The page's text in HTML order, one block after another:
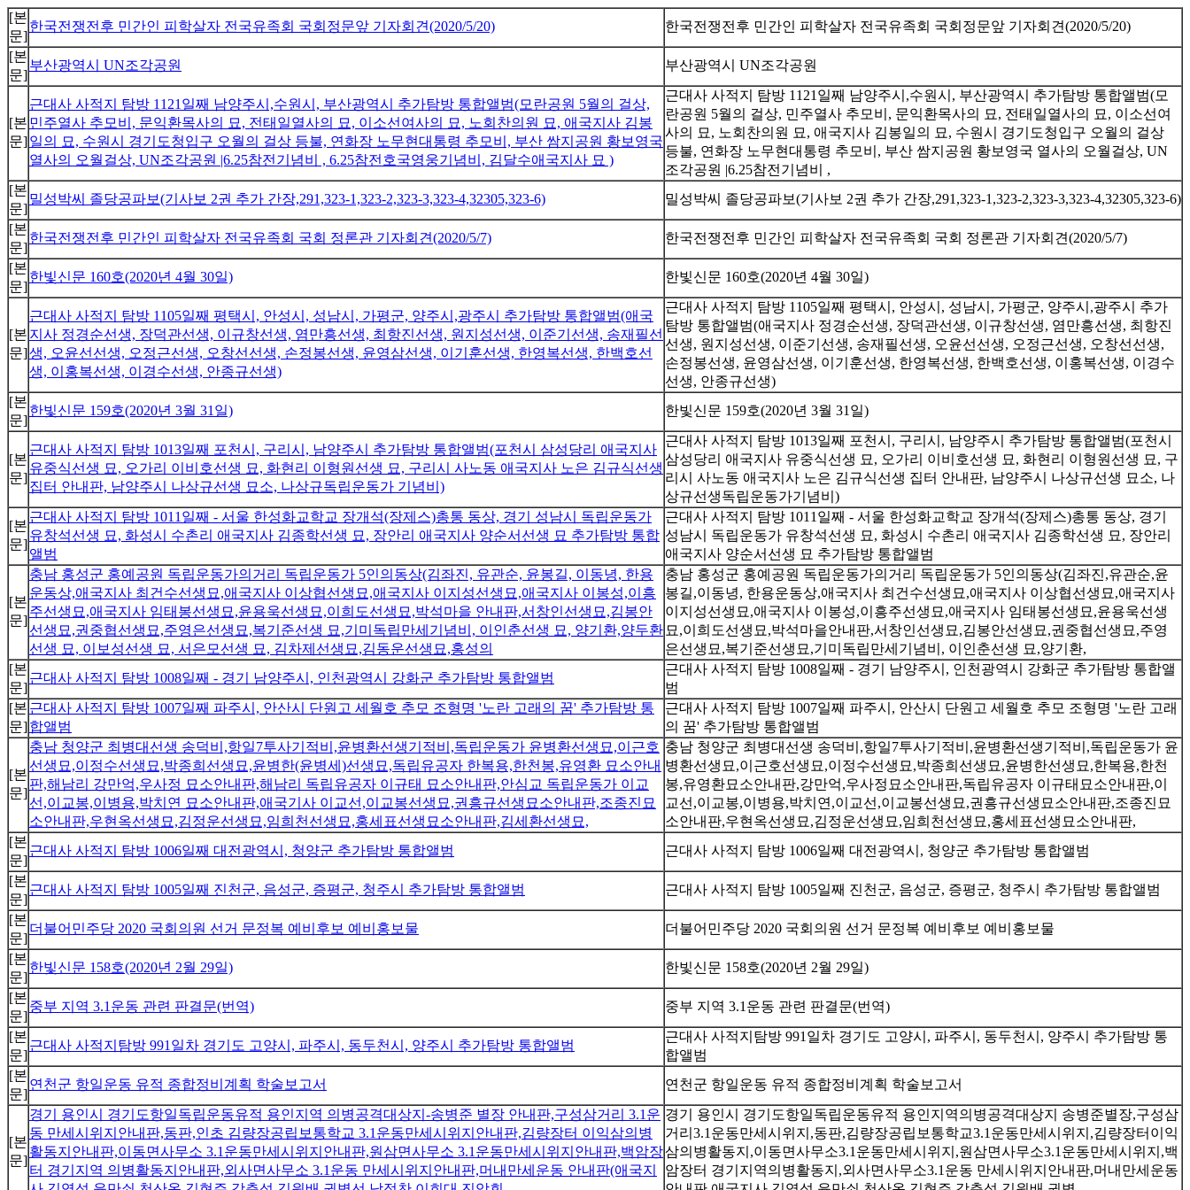
[본
문]
한국전쟁전후 민간인 피학살자 전국유족회 국회정문앞 기자회견(2020/5/20)
한국전쟁전후 민간인 피학살자 전국유족회 국회정문앞 기자회견(2020/5/20)
[본
문]
부산광역시 UN조각공원 부산광역시 UN조각공원
[본
문]
근대사 사적지 탐방 1121일째 남양주시,수원시, 부산광역시 추가탐방 통합앨범(모란공원 5월의 걸상,
민주열사 추모비, 문익환목사의 묘, 전태일열사의 묘, 이소선여사의 묘, 노회찬의원 묘, 애국지사 김봉
일의 묘, 수원시 경기도청입구 오월의 걸상 등불, 연화장 노무현대통령 추모비, 부산 쌈지공원 황보영국
열사의 오월걸상, UN조각공원 |6.25참전기념비 , 6.25참전호국영웅기념비, 김달수애국지사 묘 )
근대사 사적지 탐방 1121일째 남양주시,수원시, 부산광역시 추가탐방 통합앨범(모
란공원 5월의 걸상, 민주열사 추모비, 문익환목사의 묘, 전태일열사의 묘, 이소선여
사의 묘, 노회찬의원 묘, 애국지사 김봉일의 묘, 수원시 경기도청입구 오월의 걸상
등불, 연화장 노무현대통령 추모비, 부산 쌈지공원 황보영국 열사의 오월걸상, UN
조각공원 |6.25참전기념비 ,
[본
문]
밀성박씨 졸당공파보(기사보 2권 추가 간장,291,323-1,323-2,323-3,323-4,32305,323-6)
밀성박씨 졸당공파보(기사보 2권 추가 간장,291,323-1,323-2,323-3,323-4,32305,323-6)
[본
문]
한국전쟁전후 민간인 피학살자 전국유족회 국회 정론관 기자회견(2020/5/7)
한국전쟁전후 민간인 피학살자 전국유족회 국회 정론관 기자회견(2020/5/7)
[본
문]
한빛신문 160호(2020년 4월 30일) 한빛신문 160호(2020년 4월 30일)
[본
문]
근대사 사적지 탐방 1105일째 평택시, 안성시, 성남시, 가평군, 양주시,광주시 추가탐방 통합앨범(애국
지사 정경순선생, 장덕관선생, 이규창선생, 염만흥선생, 최항진선생, 원지성선생, 이준기선생, 송재필선
생, 오윤선선생, 오정근선생, 오창선선생, 손정봉선생, 윤영삼선생, 이기훈선생, 한영복선생, 한백호선
생, 이홍복선생, 이경수선생, 안종규선생)
근대사 사적지 탐방 1105일째 평택시, 안성시, 성남시, 가평군, 양주시,광주시 추가
탐방 통합앨범(애국지사 정경순선생, 장덕관선생, 이규창선생, 염만흥선생, 최항진
선생, 원지성선생, 이준기선생, 송재필선생, 오윤선선생, 오정근선생, 오창선선생,
손정봉선생, 윤영삼선생, 이기훈선생, 한영복선생, 한백호선생, 이홍복선생, 이경수
선생, 안종규선생)
[본
문]
한빛신문 159호(2020년 3월 31일) 한빛신문 159호(2020년 3월 31일)
[본
문]
근대사 사적지 탐방 1013일째 포천시, 구리시, 남양주시 추가탐방 통합앨범(포천시 삼성당리 애국지사
유중식선생 묘, 오가리 이비호선생 묘, 화현리 이형원선생 묘, 구리시 사노동 애국지사 노은 김규식선생
집터 안내판, 남양주시 나상규선생 묘소, 나상규독립운동가 기념비)
근대사 사적지 탐방 1013일째 포천시, 구리시, 남양주시 추가탐방 통합앨범(포천시
삼성당리 애국지사 유중식선생 묘, 오가리 이비호선생 묘, 화현리 이형원선생 묘, 구
리시 사노동 애국지사 노은 김규식선생 집터 안내판, 남양주시 나상규선생 묘소, 나
상규선생독립운동가기념비)
[본
문]
근대사 사적지 탐방 1011일째 - 서울 한성화교학교 장개석(장제스)총통 동상, 경기 성남시 독립운동가
유창석선생 묘, 화성시 수촌리 애국지사 김종학선생 묘, 장안리 애국지사 양순서선생 묘 추가탐방 통합
앨범
근대사 사적지 탐방 1011일째 - 서울 한성화교학교 장개석(장제스)총통 동상, 경기
성남시 독립운동가 유창석선생 묘, 화성시 수촌리 애국지사 김종학선생 묘, 장안리
애국지사 양순서선생 묘 추가탐방 통합앨범
[본
문]
충남 홍성군 홍예공원 독립운동가의거리 독립운동가 5인의동상(김좌진, 유관순, 윤봉길, 이동녕, 한용
운동상,애국지사 최건수선생묘,애국지사 이상협선생묘,애국지사 이지성선생묘,애국지사 이봉성,이흥
주선생묘,애국지사 임태봉선생묘,윤용욱선생묘,이희도선생묘,박석마을 안내판,서창인선생묘,김봉안
선생묘,권중협선생묘,주영은선생묘,복기준선생 묘,기미독립만세기념비, 이인춘선생 묘, 양기환,양두환
선생 묘, 이보성선생 묘, 서은모선생 묘, 김차제선생묘,김동운선생묘,홍성의
충남 홍성군 홍예공원 독립운동가의거리 독립운동가 5인의동상(김좌진,유관순,윤
봉길,이동녕, 한용운동상,애국지사 최건수선생묘,애국지사 이상협선생묘,애국지사
이지성선생묘,애국지사 이봉성,이흥주선생묘,애국지사 임태봉선생묘,윤용욱선생
묘,이희도선생묘,박석마을안내판,서창인선생묘,김봉안선생묘,권중협선생묘,주영
은선생묘,복기준선생묘,기미독립만세기념비, 이인춘선생 묘,양기환,
[본
문]
근대사 사적지 탐방 1008일째 - 경기 남양주시, 인천광역시 강화군 추가탐방 통합앨범
근대사 사적지 탐방 1008일째 - 경기 남양주시, 인천광역시 강화군 추가탐방 통합앨
범
[본
문]
근대사 사적지 탐방 1007일째 파주시, 안산시 단원고 세월호 추모 조형명 '노란 고래의 꿈' 추가탐방 통
합앨범
근대사 사적지 탐방 1007일째 파주시, 안산시 단원고 세월호 추모 조형명 '노란 고래
의 꿈' 추가탐방 통합앨범
[본
문]
충남 청양군 최병대선생 송덕비,항일7투사기적비,윤병환선생기적비,독립운동가 윤병환선생묘,이근호
선생묘,이정수선생묘,박종희선생묘,윤병한(윤병세)선생묘,독립유공자 한복용,한천봉,유영환 묘소안내
판,해남리 강만억,우사정 묘소안내판,해남리 독립유공자 이규태 묘소안내판,안심교 독립운동가 이교
선,이교봉,이병용,박치연 묘소안내판,애국기사 이교선,이교봉선생묘,권흥규선생묘소안내판,조종진묘
소안내판,우현옥선생묘,김정운선생묘,임희천선생묘,홍세표선생묘소안내판,김세환선생묘,
충남 청양군 최병대선생 송덕비,항일7투사기적비,윤병환선생기적비,독립운동가 윤
병환선생묘,이근호선생묘,이정수선생묘,박종희선생묘,윤병한선생묘,한복용,한천
봉,유영환묘소안내판,강만억,우사정묘소안내판,독립유공자 이규태묘소안내판,이
교선,이교봉,이병용,박치연,이교선,이교봉선생묘,권흥규선생묘소안내판,조종진묘
소안내판,우현옥선생묘,김정운선생묘,임희천선생묘,홍세표선생묘소안내판,
[본
문]
근대사 사적지 탐방 1006일째 대전광역시, 청양군 추가탐방 통합앨범
근대사 사적지 탐방 1006일째 대전광역시, 청양군 추가탐방 통합앨범
[본
문]
근대사 사적지 탐방 1005일째 진천군, 음성군, 증평군, 청주시 추가탐방 통합앨범
근대사 사적지 탐방 1005일째 진천군, 음성군, 증평군, 청주시 추가탐방 통합앨범
[본
문]
더불어민주당 2020 국회의원 선거 문정복 예비후보 예비홍보물
더불어민주당 2020 국회의원 선거 문정복 예비후보 예비홍보물
[본
문]
한빛신문 158호(2020년 2월 29일)
한빛신문 158호(2020년 2월 29일)
[본
문]
중부 지역 3.1운동 관련 판결문(번역)
중부 지역 3.1운동 관련 판결문(번역)
[본
문]
근대사 사적지탐방 991일차 경기도 고양시, 파주시, 동두천시, 양주시 추가탐방 통합앨범
근대사 사적지탐방 991일차 경기도 고양시, 파주시, 동두천시, 양주시 추가탐방 통
합앨범
[본
문]
연천군 항일운동 유적 종합정비계획 학술보고서 연천군 항일운동 유적 종합정비계획 학술보고서
[본
문]
경기 용인시 경기도항일독립운동유적 용인지역 의병공격대상지-송병준 별장 안내판,구성삼거리 3.1운
동 만세시위지안내판,동판,인초 김량장공립보통학교 3.1운동만세시위지안내판,김량장터 이익삼의병
활동지안내판,이동면사무소 3.1운동만세시위지안내판,원삼면사무소 3.1운동만세시위지안내판,백암장
터 경기지역 의병활동지안내판,외사면사무소 3.1운동 만세시위지안내판,머내만세운동 안내판(애국지
경기 용인시 경기도항일독립운동유적 용인지역의병공격대상지 송병준별장,구성삼
거리3.1운동만세시위지,동판,김량장공립보통학교3.1운동만세시위지,김량장터이익
삼의병활동지,이동면사무소3.1운동만세시위지,원삼면사무소3.1운동만세시위지,백
암장터 경기지역의병활동지,외사면사무소3.1운동 만세시위지안내판,머내만세운동